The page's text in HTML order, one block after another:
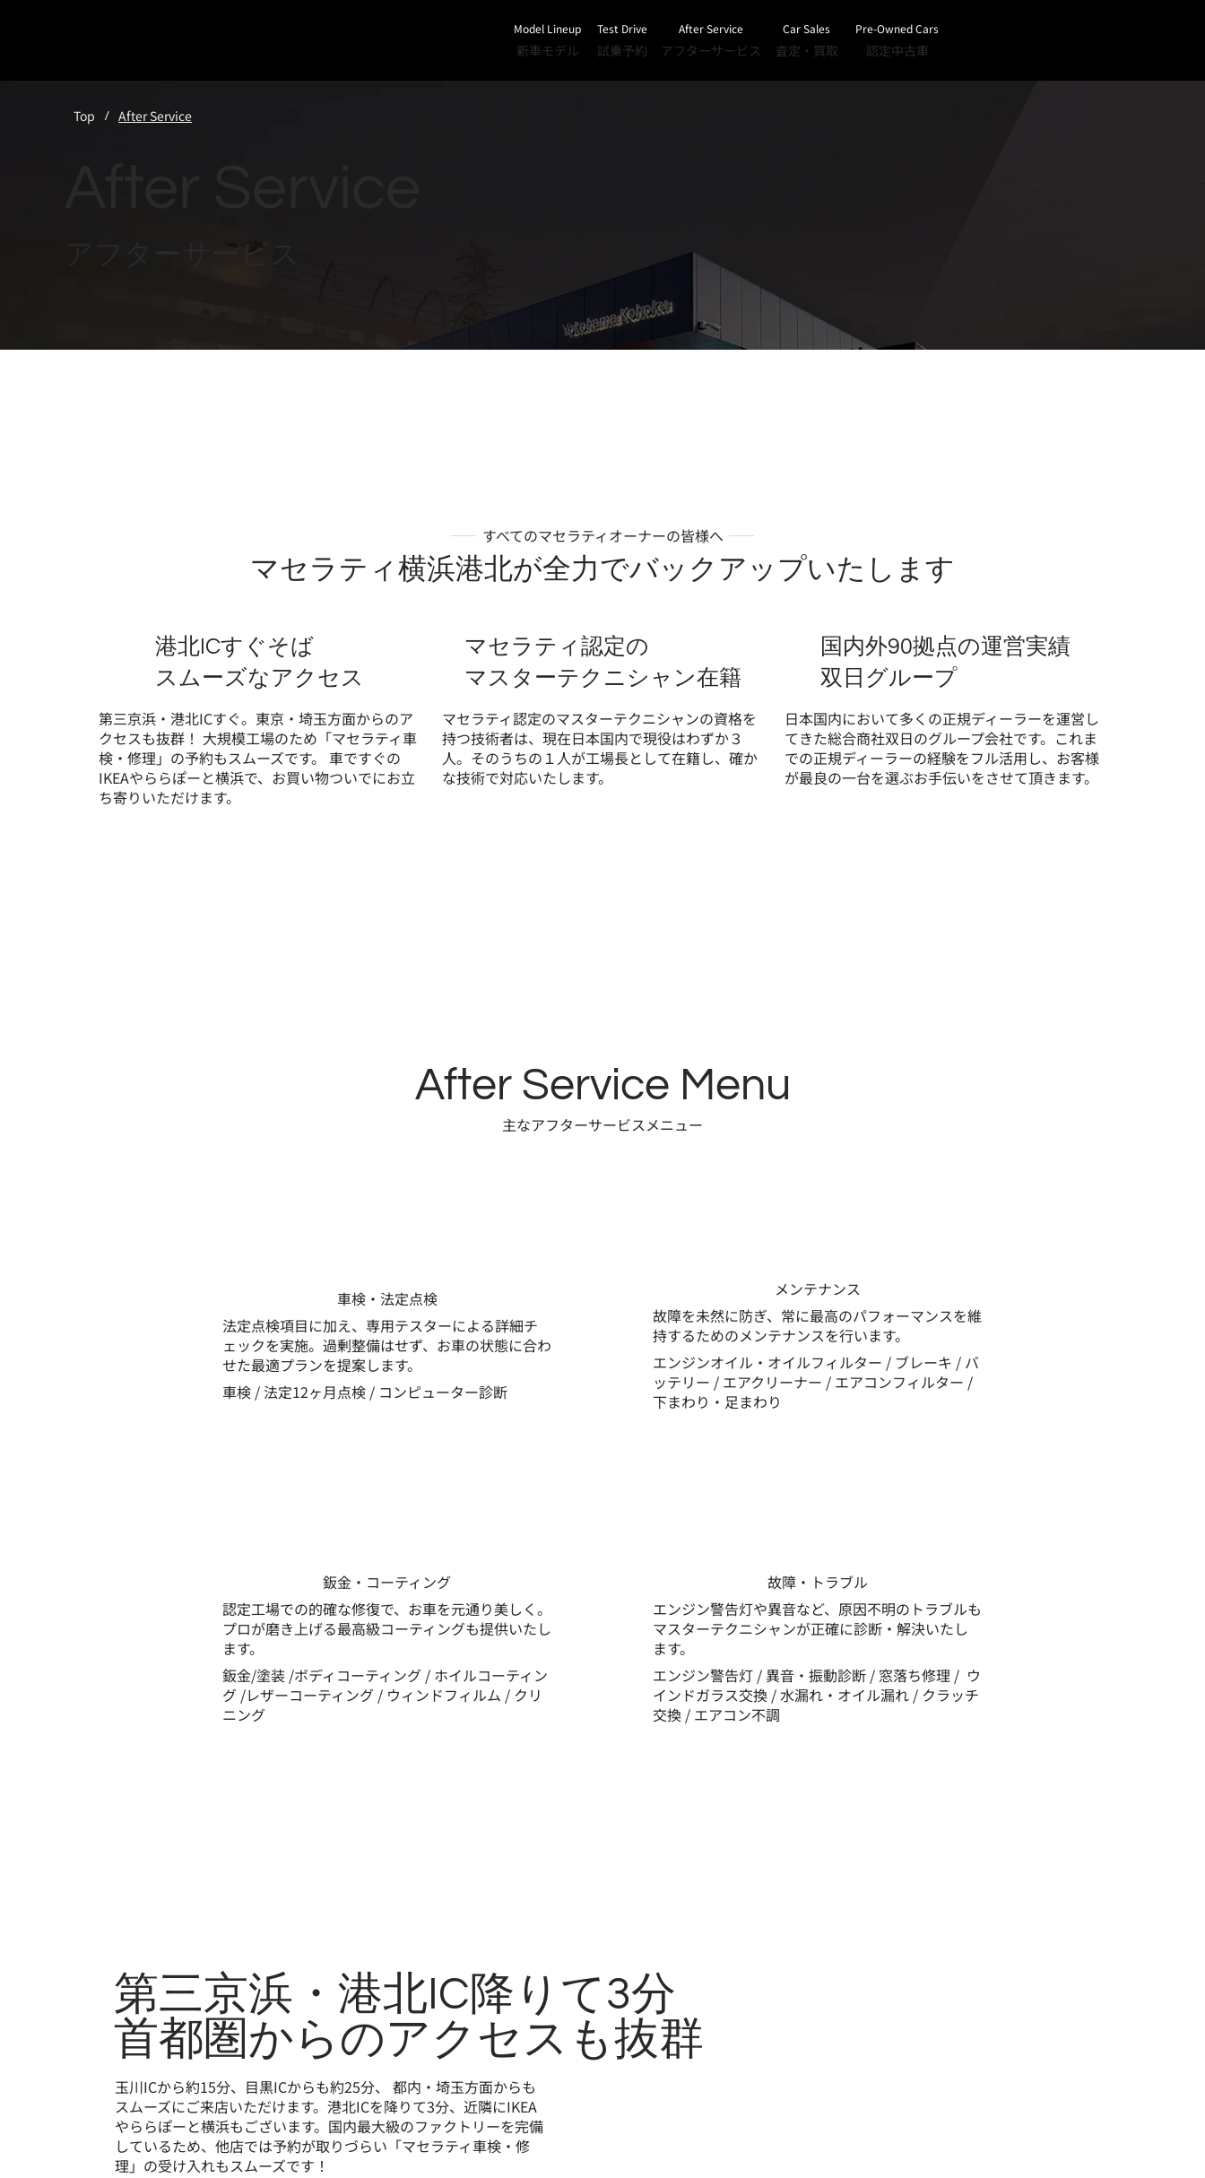
新車モデル
Model Lineup After Service
アフターサービス
試乗予約
Test Drive
査定・買取
Car Sales
認定中古車
Pre-Owned Cars
Top / After Service
アフターサービス
すべてのマセラティオーナーの皆様へ
マセラティ横浜港北が全力でバックアップいたします
港北ICすぐそば
スムーズなアクセス
第三京浜・港北ICすぐ。東京・埼玉方面からのア
クセスも抜群！ 大規模工場のため「マセラティ車
検・修理」の予約もスムーズです。 車ですぐの
IKEAやららぽーと横浜で、お買い物ついでにお立
ち寄りいただけます。
マセラティ認定の
マスターテクニシャン在籍
マセラティ認定のマスターテクニシャンの資格を
持つ技術者は、現在日本国内で現役はわずか３
人。そのうちの１人が工場長として在籍し、確か
な技術で対応いたします。
国内外90拠点の運営実績
双日グループ
日本国内において多くの正規ディーラーを運営し
てきた総合商社双日のグループ会社です。これま
での正規ディーラーの経験をフル活用し、お客様
が最良の一台を選ぶお手伝いをさせて頂きます。
After Service Menu
主なアフターサービスメニュー
車検・法定点検
法定点検項目に加え、専用テスターによる詳細チ
ェックを実施。過剰整備はせず、お車の状態に合わ
せた最適プランを提案します。
車検 / 法定12ヶ月点検 / コンピューター診断
メンテナンス
故障を未然に防ぎ、常に最高のパフォーマンスを維
持するためのメンテナンスを行います。
エンジンオイル・オイルフィルター / ブレーキ / バ
ッテリー / エアクリーナー / エアコンフィルター /
下まわり・足まわり
鈑金・コーティング
認定工場での的確な修復で、お車を元通り美しく。
プロが磨き上げる最高級コーティングも提供いたし
ます。
鈑金/塗装 /ボディコーティング / ホイルコーティン
グ /レザーコーティング / ウィンドフィルム / クリ
ニング
故障・トラブル
エンジン警告灯や異音など、原因不明のトラブルも
マスターテクニシャンが正確に診断・解決いたし
ます。
エンジン警告灯 / 異音・振動診断 / 窓落ち修理 / ウ
インドガラス交換 / 水漏れ・オイル漏れ / クラッチ
交換 / エアコン不調
第三京浜・港北IC降りて3分
首都圏からのアクセスも抜群
玉川ICから約15分、目黒ICからも約25分、 都内・埼玉方面からも
スムーズにご来店いただけます。港北ICを降りて3分、近隣にIKEA
やららぽーと横浜もございます。国内最大級のファクトリーを完備
しているため、他店では予約が取りづらい「マセラティ車検・修
理」の受け入れもスムーズです！